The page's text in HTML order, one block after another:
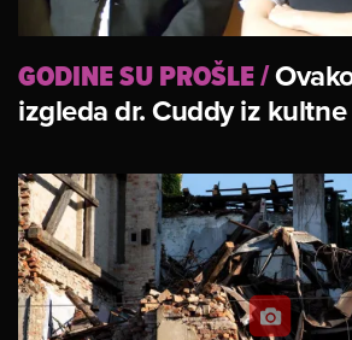
GODINE SU PROŠLE/
izgleda dr. Cuddy iz